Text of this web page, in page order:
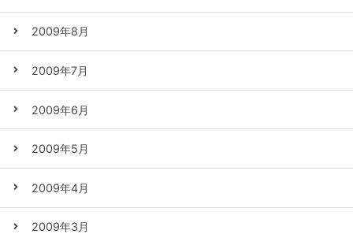
2009年8月
2009年7月
2009年6月
2009年5月
2009年4月
2009年3月